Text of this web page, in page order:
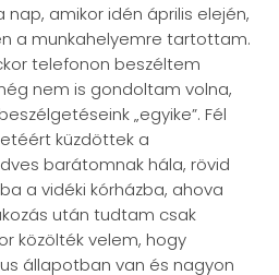
amikor idén április elején,
a munkahelyemre tartottam.
telefonon beszéltem
nem is gondoltam volna,
„egyike”. Fél
küzdöttek a
barátomnak hála, rövid
a vidéki kórházba, ahova
után tudtam csak
közölték velem, hogy
állapotban van és nagyon